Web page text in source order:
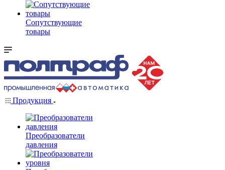
Сопутствующие
товары
Продукция
Преобразователи
давления